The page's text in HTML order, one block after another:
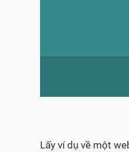
Lấy ví dụ về một